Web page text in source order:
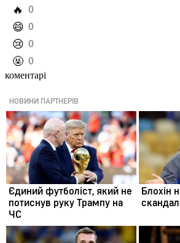
️🔥 0
️😄 0
️😢 0
️🤬 0
коментарі